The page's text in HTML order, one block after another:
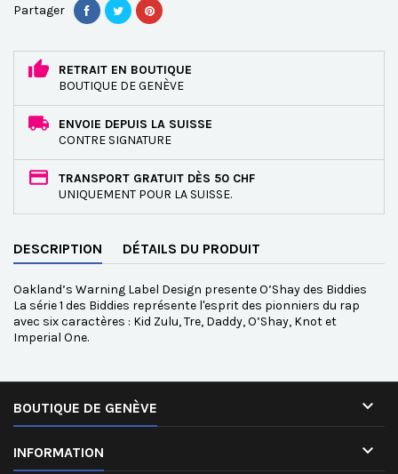
Partager
RETRAIT EN BOUTIQUE
BOUTIQUE DE GENÈVE
ENVOIE DEPUIS LA SUISSE
CONTRE SIGNATURE
TRANSPORT GRATUIT DÈS 50 CHF
UNIQUEMENT POUR LA SUISSE.
DESCRIPTION DÉTAILS DU PRODUIT
Oakland’s Warning Label Design presente O’Shay des Biddies
La série 1 des Biddies représente l'esprit des pionniers du rap
avec six caractères : Kid Zulu, Tre, Daddy, O’Shay, Knot et
Imperial One.
BOUTIQUE DE GENÈVE 
INFORMATION 